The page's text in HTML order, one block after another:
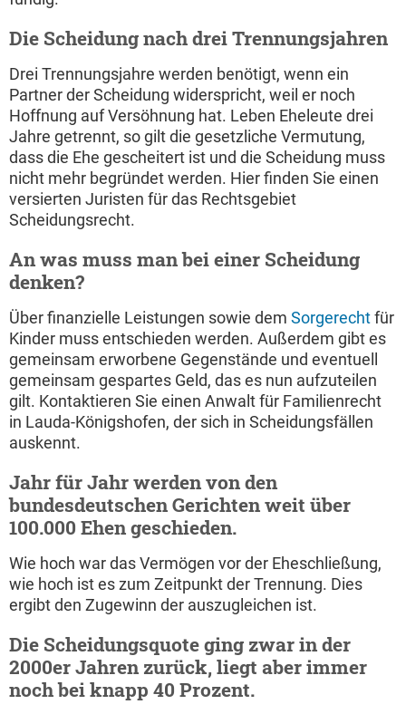
Die Scheidung nach drei Trennungsjahren
Drei Trennungsjahre werden benötigt, wenn ein
Partner der Scheidung widerspricht, weil er noch
Hoffnung auf Versöhnung hat. Leben Eheleute drei
Jahre getrennt, so gilt die gesetzliche Vermutung,
dass die Ehe gescheitert ist und die Scheidung muss
nicht mehr begründet werden. Hier finden Sie einen
versierten Juristen für das Rechtsgebiet
Scheidungsrecht.
An was muss man bei einer Scheidung
denken?
Über finanzielle Leistungen sowie dem Sorgerechtfür
Kinder muss entschieden werden. Außerdem gibt es
gemeinsam erworbene Gegenstände und eventuell
gemeinsam gespartes Geld, das es nun aufzuteilen
gilt. Kontaktieren Sie einen Anwalt für Familienrecht
in Lauda-Königshofen, der sich in Scheidungsfällen
auskennt.
Jahr für Jahr werden von den
bundesdeutschen Gerichten weit über
100.000 Ehen geschieden.
Wie hoch war das Vermögen vor der Eheschließung,
wie hoch ist es zum Zeitpunkt der Trennung. Dies
ergibt den Zugewinn der auszugleichen ist.
Die Scheidungsquote ging zwar in der
2000er Jahren zurück, liegt aber immer
noch bei knapp 40 Prozent.